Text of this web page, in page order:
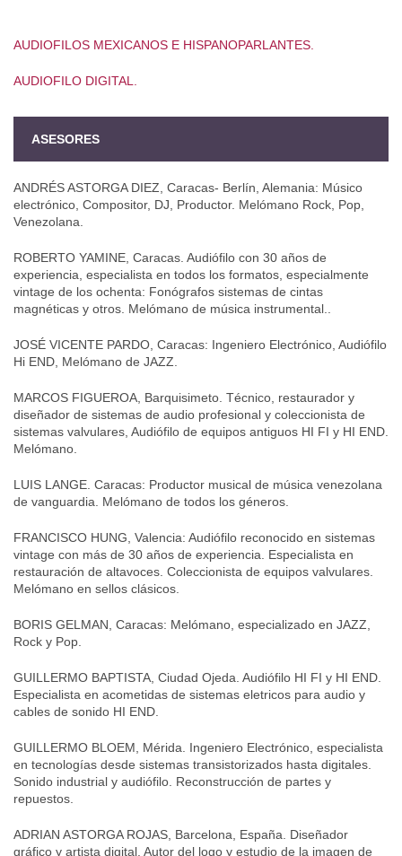
AUDIOFILOS MEXICANOS E HISPANOPARLANTES.
AUDIOFILO DIGITAL.
ASESORES
ANDRÉS ASTORGA DIEZ, Caracas- Berlín, Alemania: Músico
electrónico, Compositor, DJ, Productor. Melómano Rock, Pop,
Venezolana.
ROBERTO YAMINE, Caracas. Audiófilo con 30 años de
experiencia, especialista en todos los formatos, especialmente
vintage de los ochenta: Fonógrafos sistemas de cintas
magnéticas y otros. Melómano de música instrumental..
JOSÉ VICENTE PARDO, Caracas: Ingeniero Electrónico, Audiófilo
Hi END, Melómano de JAZZ.
MARCOS FIGUEROA, Barquisimeto. Técnico, restaurador y
diseñador de sistemas de audio profesional y coleccionista de
sistemas valvulares, Audiófilo de equipos antiguos HI FI y HI END.
Melómano.
LUIS LANGE. Caracas: Productor musical de música venezolana
de vanguardia. Melómano de todos los géneros.
FRANCISCO HUNG, Valencia: Audiófilo reconocido en sistemas
vintage con más de 30 años de experiencia. Especialista en
restauración de altavoces. Coleccionista de equipos valvulares.
Melómano en sellos clásicos.
BORIS GELMAN, Caracas: Melómano, especializado en JAZZ,
Rock y Pop.
GUILLERMO BAPTISTA, Ciudad Ojeda. Audiófilo HI FI y HI END.
Especialista en acometidas de sistemas eletricos para audio y
cables de sonido HI END.
GUILLERMO BLOEM, Mérida. Ingeniero Electrónico, especialista
en tecnologías desde sistemas transistorizados hasta digitales.
Sonido industrial y audiófilo. Reconstrucción de partes y
repuestos.
ADRIAN ASTORGA ROJAS, Barcelona, España. Diseñador
gráfico y artista digital. Autor del logo y estudio de la imagen de